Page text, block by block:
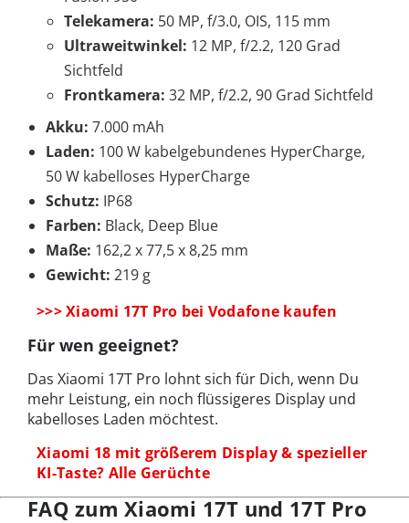
Telekamera: 50 MP, f/3.0, OIS, 115 mm
Ultraweitwinkel: 12 MP, f/2.2, 120 Grad
Sichtfeld
Frontkamera: 32 MP, f/2.2, 90 Grad Sichtfeld
Akku: 7.000 mAh
Laden: 100 W kabelgebundenes HyperCharge,
50 W kabelloses HyperCharge
Schutz: IP68
Farben: Black, Deep Blue
Maße: 162,2 x 77,5 x 8,25 mm
Gewicht: 219 g
>>> Xiaomi 17T Pro bei Vodafone kaufen
Für wen geeignet?
Das Xiaomi 17T Pro lohnt sich für Dich, wenn Du
mehr Leistung, ein noch flüssigeres Display und
kabelloses Laden möchtest.
Xiaomi 18 mit größerem Display & spezieller
KI-Taste? Alle Gerüchte
FAQ zum Xiaomi 17T und 17T Pro